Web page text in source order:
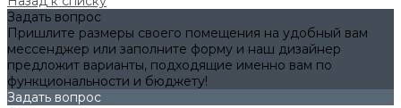
Задать вопрос
Пришлите размеры своего помещения на удобный вам
мессенджер или заполните форму и наш дизайнер
предложит варианты, подходящие именно вам по
функциональности и бюджету!
Задать вопрос